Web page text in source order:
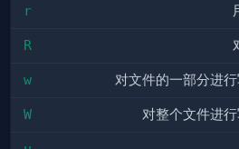
r
R
w 对文件的一部分进
W 对整个文件进